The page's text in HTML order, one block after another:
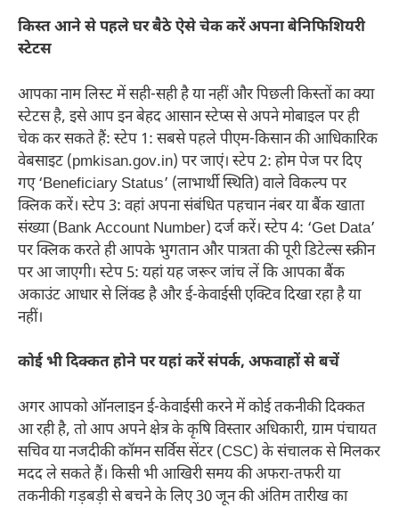
किस्त आने से पहले घर बैठे ऐसे चेक करें अपना बेनिफिशियरी
स्टेटस
आपका नाम लिस्ट में सही-सही है या नहीं और पिछली किस्तों का क्या
स्टेटस है, इसे आप इन बेहद आसान स्टेप्स से अपने मोबाइल पर ही
चेक कर सकते हैं: स्टेप 1: सबसे पहले पीएम-किसान की आधिकारिक
वेबसाइट (pmkisan.gov.in) पर जाएं। स्टेप 2: होम पेज पर दिए
गए ‘Beneficiary Status’ (लाभार्थी स्थिति) वाले विकल्प पर
क्लिक करें। स्टेप 3: वहां अपना संबंधित पहचान नंबर या बैंक खाता
संख्या (Bank Account Number) दर्ज करें। स्टेप 4: ‘Get Data’
पर क्लिक करते ही आपके भुगतान और पात्रता की पूरी डिटेल्स स्क्रीन
पर आ जाएगी। स्टेप 5: यहां यह जरूर जांच लें कि आपका बैंक
अकाउंट आधार से लिंक्ड है और ई-केवाईसी एक्टिव दिखा रहा है या
नहीं।
कोई भी दिक्कत होने पर यहां करें संपर्क, अफवाहों से बचें
अगर आपको ऑनलाइन ई-केवाईसी करने में कोई तकनीकी दिक्कत
आ रही है, तो आप अपने क्षेत्र के कृषि विस्तार अधिकारी, ग्राम पंचायत
सचिव या नजदीकी कॉमन सर्विस सेंटर (CSC) के संचालक से मिलकर
मदद ले सकते हैं। किसी भी आखिरी समय की अफरा-तफरी या
तकनीकी गड़बड़ी से बचने के लिए 30 जून की अंतिम तारीख का